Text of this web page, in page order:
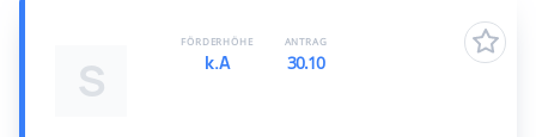
S
FÖRDERHÖHE
k.A
ANTRAG
30.10